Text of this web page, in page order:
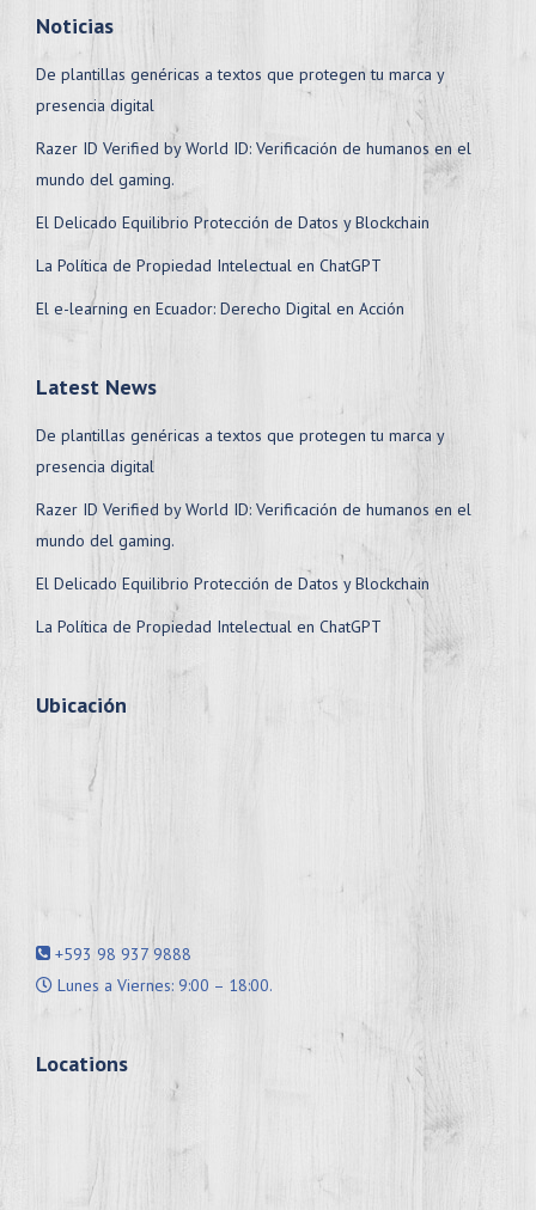
Noticias
De plantillas genéricas a textos que protegen tu marca y
presencia digital
Razer ID Verified by World ID: Verificación de humanos en el
mundo del gaming.
El Delicado Equilibrio Protección de Datos y Blockchain
La Política de Propiedad Intelectual en ChatGPT
El e-learning en Ecuador: Derecho Digital en Acción
Latest News
De plantillas genéricas a textos que protegen tu marca y
presencia digital
Razer ID Verified by World ID: Verificación de humanos en el
mundo del gaming.
El Delicado Equilibrio Protección de Datos y Blockchain
La Política de Propiedad Intelectual en ChatGPT
Ubicación
+593 98 937 9888
Lunes a Viernes: 9:00 – 18:00.
Locations